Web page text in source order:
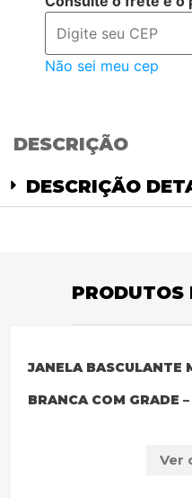
Não sei meu cep
DESCRIÇÃO
DESCRIÇÃO
PRODUTOS
JANELA BASCULANTE
BRANCA COM GRADE
Ver